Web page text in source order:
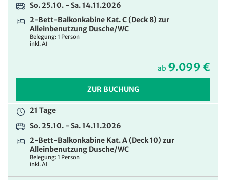
So. 25.10. - Sa. 14.11.2026
2-Bett-Balkonkabine Kat. C (Deck 8) zur
Alleinbenutzung Dusche/WC
Belegung: 1 Person
inkl. AI
ab 9.099 €
ZUR BUCHUNG
21 Tage
So. 25.10. - Sa. 14.11.2026
2-Bett-Balkonkabine Kat. A (Deck 10) zur
Alleinbenutzung Dusche/WC
Belegung: 1 Person
inkl. AI